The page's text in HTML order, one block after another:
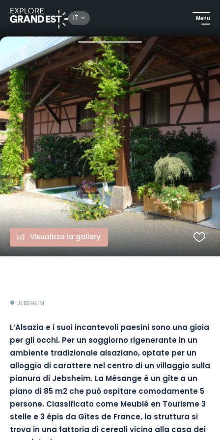
IT Menu
Case vacanza La Mésange - Jebsheim - Alloggio in Francia
Visualizza la gallery
JEBSHEIM
L’Alsazia e i suoi incantevoli paesini sono una gioia
per gli occhi. Per un soggiorno rigenerante in un
ambiente tradizionale alsaziano, optate per un
alloggio di carattere nel centro di un villaggio sulla
pianura di Jebsheim. La Mésange è un gîte a un
piano di 85 m2 che può ospitare comodamente 5
persone. Classificato come Meublé en Tourisme 3
stelle e 3 épis da Gîtes de France, la struttura si
trova in una fattoria di cereali vicino alla casa dei